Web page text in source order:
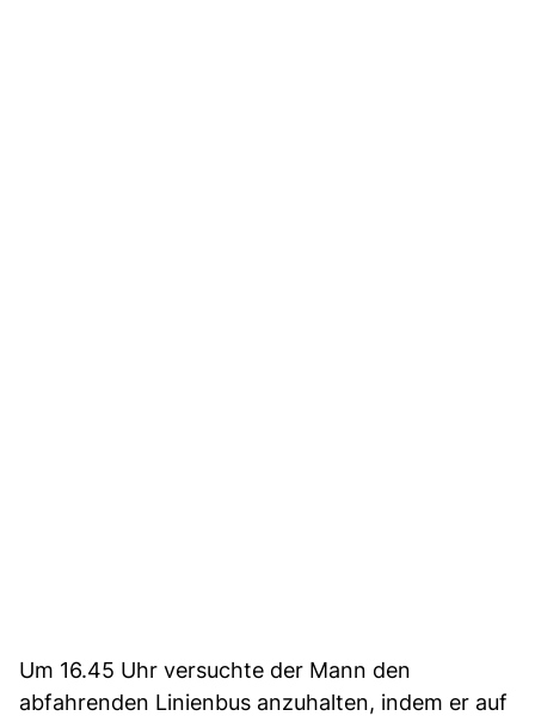
Um 16.45 Uhr versuchte der Mann den
abfahrenden Linienbus anzuhalten, indem er auf